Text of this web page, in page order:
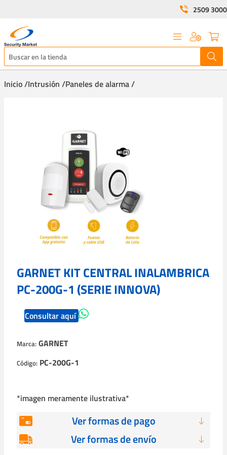
2509 3000
Inicio /Intrusión /Paneles de alarma /
GARNET KIT CENTRAL INALAMBRICA
PC-200G-1 (SERIE INNOVA)
Consultar aquí
Marca: GARNET
Código: PC-200G-1
*imagen meramente ilustrativa*
Ver formas de pago
Ver formas de envío